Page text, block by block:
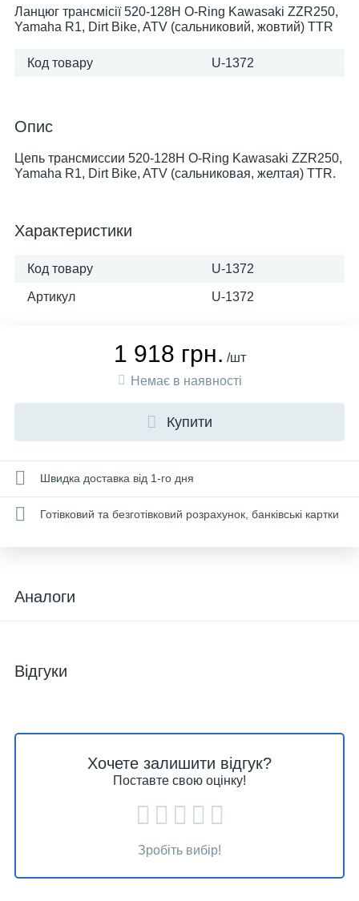
Ланцюг трансмісії 520-128H O-Ring Kawasaki ZZR250,
Yamaha R1, Dirt Bike, ATV (сальниковий, жовтий) TTR
Код товару U-1372
Опис
Цепь трансмиссии 520-128H O-Ring Kawasaki ZZR250,
Yamaha R1, Dirt Bike, ATV (сальниковая, желтая) TTR.
Характеристики
Код товару U-1372
Артикул U-1372
1 918 грн. /шт
Немає в наявності
Купити
Швидка доставка від 1-го дня
Готівковий та безготівковий розрахунок, банківські картки
Аналоги
Відгуки
Хочете залишити відгук?
Поставте свою оцінку!
Зробіть вибір!